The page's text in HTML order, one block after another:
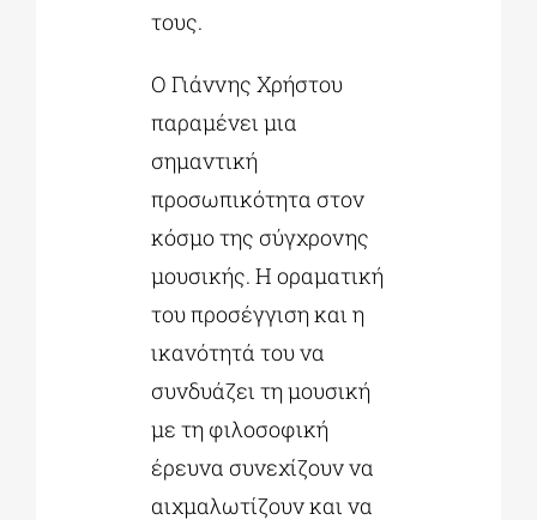
τους.
Ο Γιάννης Χρήστου
παραμένει μια
σημαντική
προσωπικότητα στον
κόσμο της σύγχρονης
μουσικής. Η οραματική
του προσέγγιση και η
ικανότητά του να
συνδυάζει τη μουσική
με τη φιλοσοφική
έρευνα συνεχίζουν να
αιχμαλωτίζουν και να